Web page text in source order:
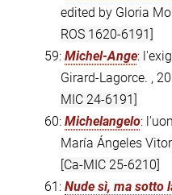
edited by Gloria
ROS 1620-6191]
59: Michel-Ange:
Girard-Lagorce. ,
MIC 24-6191]
60: Michelangelo:
María Ángeles
[Ca-MIC 25-6210]
61: Nude sì, ma sotto